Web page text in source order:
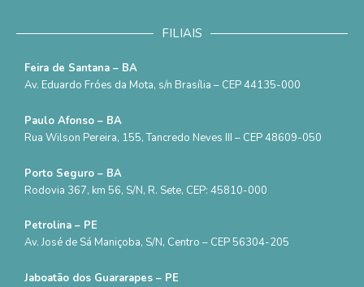
FILIAIS
Feira de Santana – BA
Av. Eduardo Fróes da Mota, s/n Brasília – CEP 44135-000
Paulo Afonso – BA
Rua Wilson Pereira, 155, Tancredo Neves III – CEP 48609-050
Porto Seguro – BA
Rodovia 367, km 56, S/N, R. Sete, CEP: 45810-000
Petrolina – PE
Av. José de Sá Maniçoba, S/N, Centro – CEP 56304-205
Jaboatão dos Guararapes – PE